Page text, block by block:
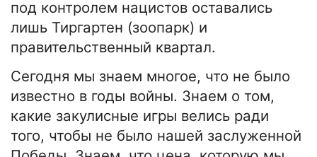
под контролем нацистов оставались
лишь Тиргартен (зоопарк) и
правительственный квартал.
Сегодня мы знаем многое, что не было
известно в годы войны. Знаем о том,
какие закулисные игры велись ради
того, чтобы не было нашей заслуженной